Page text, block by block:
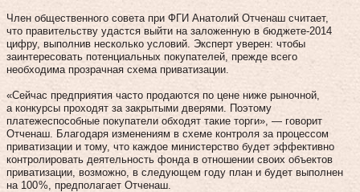
Член общественного совета при ФГИ Анатолий Отченаш считает,
что правительству удастся выйти на заложенную в бюджете-2014
цифру, выполнив несколько условий. Эксперт уверен: чтобы
заинтересовать потенциальных покупателей, прежде всего
необходима прозрачная схема приватизации.
«Сейчас предприятия часто продаются по цене ниже рыночной,
а конкурсы проходят за закрытыми дверями. Поэтому
платежеспособные покупатели обходят такие торги», — говорит
Отченаш. Благодаря изменениям в схеме контроля за процессом
приватизации и тому, что каждое министерство будет эффективно
контролировать деятельность фонда в отношении своих объек­тов
приватизации, возможно, в следующем году план и будет выполнен
на 100 %, предполагает Отченаш.